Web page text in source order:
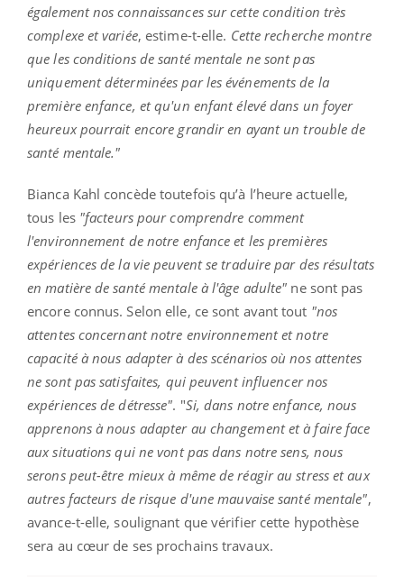
également nos connaissances sur cette condition très
complexe et variée, estime-t-elle. Cette recherche montre
que les conditions de santé mentale ne sont pas
uniquement déterminées par les événements de la
première enfance, et qu'un enfant élevé dans un foyer
heureux pourrait encore grandir en ayant un trouble de
santé mentale."
Bianca Kahl concède toutefois qu’à l’heure actuelle,
tous les "facteurs pour comprendre comment
l'environnement de notre enfance et les premières
expériences de la vie peuvent se traduire par des résultats
en matière de santé mentale à l'âge adulte" ne sont pas
encore connus. Selon elle, ce sont avant tout "nos
attentes concernant notre environnement et notre
capacité à nous adapter à des scénarios où nos attentes
ne sont pas satisfaites, qui peuvent influencer nos
expériences de détresse". "Si, dans notre enfance, nous
apprenons à nous adapter au changement et à faire face
aux situations qui ne vont pas dans notre sens, nous
serons peut-être mieux à même de réagir au stress et aux
autres facteurs de risque d'une mauvaise santé mentale",
avance-t-elle, soulignant que vérifier cette hypothèse
sera au cœur de ses prochains travaux.